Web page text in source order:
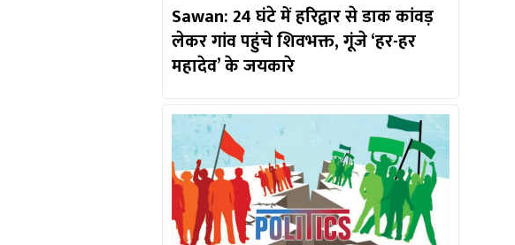
Sawan: 24 घंटे में हरिद्वार से डाक कांवड़
लेकर गांव पहुंचे शिवभक्त, गूंजे ‘हर-हर
महादेव’ के जयकारे